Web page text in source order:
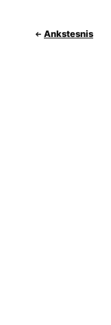
Ankstesnis